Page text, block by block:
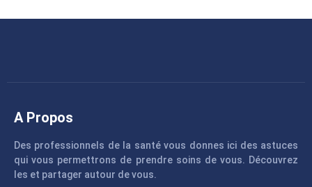
A Propos
Des professionnels de la santé vous donnes ici des astuces
qui vous permettrons de prendre soins de vous. Découvrez
les et partager autour de vous.